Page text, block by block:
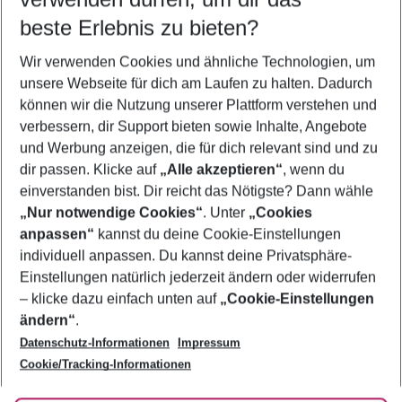
5-8 Nächte
2 Erwachsene Keine Kinder
Mehr Filter anzeigen
Footer
Footer navigation
Über uns
AGB
Bestpreisgarantie
Cookie-Einstellungen ändern
Cookie-Richtlinie
Agenturbetreuung
Barrierefreies Reisen
Folge uns
beste Erlebnis zu bieten?
Wir verwenden Cookies und ähnliche Technologien, um
unsere Webseite für dich am Laufen zu halten. Dadurch
können wir die Nutzung unserer Plattform verstehen und
verbessern, dir Support bieten sowie Inhalte, Angebote
und Werbung anzeigen, die für dich relevant sind und zu
dir passen. Klicke auf „Alle akzeptieren“, wenn du
einverstanden bist. Dir reicht das Nötigste? Dann wähle
„Nur notwendige Cookies“. Unter „Cookies
anpassen“ kannst du deine Cookie-Einstellungen
individuell anpassen. Du kannst deine Privatsphäre-
Einstellungen natürlich jederzeit ändern oder widerrufen
– klicke dazu einfach unten auf „Cookie-Einstellungen
ändern“.
Datenschutz-Informationen
Impressum
Cookie/Tracking-Informationen